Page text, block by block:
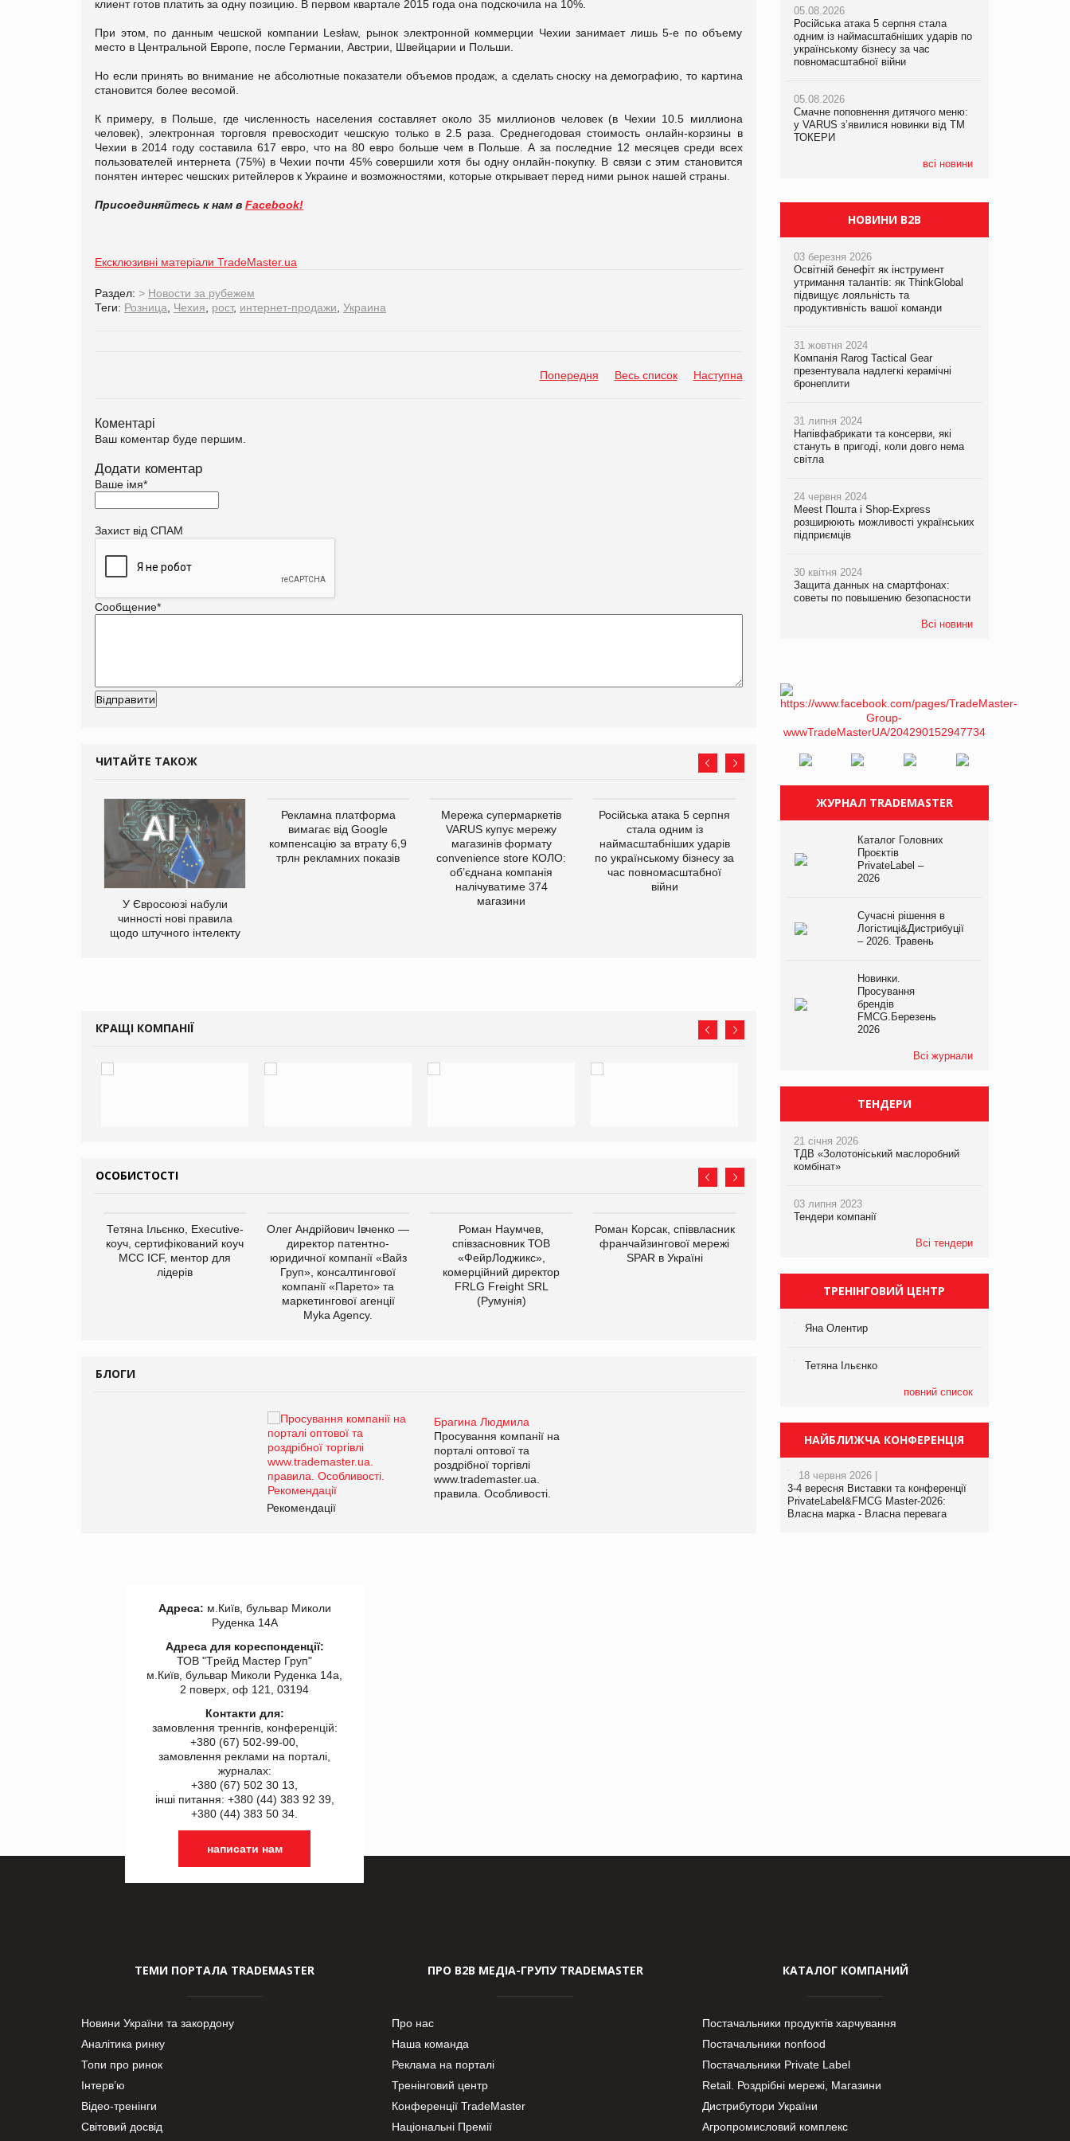
клиент готов платить за одну позицию. В первом квартале 2015 года она подскочила на 10%.
При этом, по данным чешской компании Lesław, рынок электронной коммерции Чехии занимает лишь 5-е по объему
место в Центральной Европе, после Германии, Австрии, Швейцарии и Польши.
Но если принять во внимание не абсолютные показатели объемов продаж, а сделать сноску на демографию, то картина
становится более весомой.
К примеру, в Польше, где численность населения составляет около 35 миллионов человек (в Чехии 10.5 миллиона
человек), электронная торговля превосходит чешскую только в 2.5 раза. Среднегодовая стоимость онлайн-корзины в
Чехии в 2014 году составила 617 евро, что на 80 евро больше чем в Польше. А за последние 12 месяцев среди всех
пользователей интернета (75%) в Чехии почти 45% совершили хотя бы одну онлайн-покупку. В связи с этим становится
понятен интерес чешских ритейлеров к Украине и возможностями, которые открывает перед ними рынок нашей страны.
Присоединяйтесь к нам в Facebook!
Ексклюзивні матеріали TradeMaster.ua
Раздел: > Новости за рубежем
Теги: Розница Чехия рост, интернет-продажи Украина
Попередня Весь список Наступна
Коментарі
Ваш коментар буде першим.
Додати коментар
Ваше імя*
Захист від СПАМ
Сообщение*
ЧИТАЙТЕ ТАКОЖ
У Євросоюзі набули
чинності нові правила
щодо штучного інтелекту
Рекламна платформа
вимагає від Google
компенсацію за втрату 6,9
трлн рекламних показів
Мережа супермаркетів
VARUS купує мережу
магазинів формату
convenience store КОЛО:
об’єднана компанія
налічуватиме 374
магазини
Російська атака 5 серпня
стала одним із
наймасштабніших ударів
по українському бізнесу за
час повномасштабної
війни
з’явилися новинки від ТМ
ТОКЕРИ
КРАЩІ КОМПАНІЇ
ОСОБИСТОСТІ
Тетяна Ільєнко, Executive-
коуч, сертифікований коуч
МСС ICF, ментор для
лідерів
Олег Андрійович Івченко —
директор патентно-
юридичної компанії «Вайз
Груп», консалтингової
компанії «Парето» та
маркетингової агенції
Myka Agency.
Роман Наумчев,
співзасновник ТОВ
«ФейрЛоджикс»,
комерційний директор
FRLG Freight SRL
(Румунія)
Роман Корсак, співвласник
франчайзингової мережі
SPAR в Україні
виробництва
компанії «УкраМарин»
БЛОГИ
Брагина Людмила
Просування компанії на
порталі оптової та
роздрібної торгівлі
www.trademaster.ua.
правила. Особливості.
Рекомендації
Брагина Людмила
Просування компанії на
www.trademaster.ua.
правила. Особливості.
05.08.2026
Російська атака 5 серпня стала
одним із наймасштабніших ударів по
українському бізнесу за час
повномасштабної війни
05.08.2026
Смачне поповнення дитячого меню:
у VARUS з’явилися новинки від ТМ
ТОКЕРИ
всі новини
рекламі екологічних продуктів
05.08.2026
AstraZeneca обговорює найбільшу
рекламі екологічних продуктів
05.08.2026
AstraZeneca обговорює найбільшу
НОВИНИ B2B
03 березня 2026
Освітній бенефіт як інструмент
утримання талантів: як ThinkGlobal
підвищує лояльність та
продуктивність вашої команди
31 жовтня 2024
Компанія Rarog Tactical Gear
презентувала надлегкі керамічні
бронеплити
31 липня 2024
Напівфабрикати та консерви, які
стануть в пригоді, коли довго нема
світла
24 червня 2024
Meest Пошта і Shop-Express
розширюють можливості українських
підприємців
30 квітня 2024
Защита данных на смартфонах:
советы по повышению безопасности
Всі новини
ЖУРНАЛ TRADEMASTER
Каталог Головних
Проєктів
PrivateLabel –
2026
Сучасні рішення в
Логістиці&Дистрибуції
– 2026. Травень
Новинки.
Просування
брендів
FMCG.Березень
2026
Всі журнали
ТЕНДЕРИ
21 січня 2026
ТДВ «Золотоніський маслоробний
комбінат»
03 липня 2023
Тендери компанії
Всі тендери
ТРЕНІНГОВИЙ ЦЕНТР
Яна Олентир
Тетяна Ільєнко
повний список
НАЙБЛИЖЧА КОНФЕРЕНЦІЯ
18 червня 2026 |
3-4 вересня Виставки та конференції
PrivateLabel&FMCG Master-2026:
Власна марка - Власна перевага
Адреса: м.Київ, бульвар Миколи
Руденка 14А
Адреса для кореспонденції:
ТОВ "Tрейд Мастер Груп"
м.Київ, бульвар Миколи Руденка 14а,
2 поверх, оф 121, 03194
Контакти для:
замовлення треннгів, конференцій:
+380 (67) 502-99-00,
замовлення реклами на порталі,
журналах:
+380 (67) 502 30 13,
інші питання: +380 (44) 383 92 39,
+380 (44) 383 50 34.
написати нам
ТЕМИ ПОРТАЛА TRADEMASTER
Новини України та закордону
Аналітика ринку
Топи про ринок
Інтерв’ю
Відео-тренінги
Світовий досвід
ПРО В2В МЕДІА-ГРУПУ TRADEMASTER
Про нас
Наша команда
Реклама на порталі
Тренінговий центр
Конференції TradeMaster
Національні Премії
КАТАЛОГ КОМПАНИЙ
Постачальники продуктів харчування
Постачальники nonfood
Постачальники Private Label
Retail. Роздрібні мережі, Магазини
Дистрибутори України
Агропромисловий комплекс